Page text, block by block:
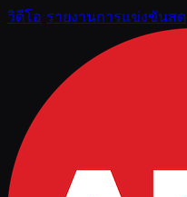
วิดีโอ รายงานการแข่งขันสด